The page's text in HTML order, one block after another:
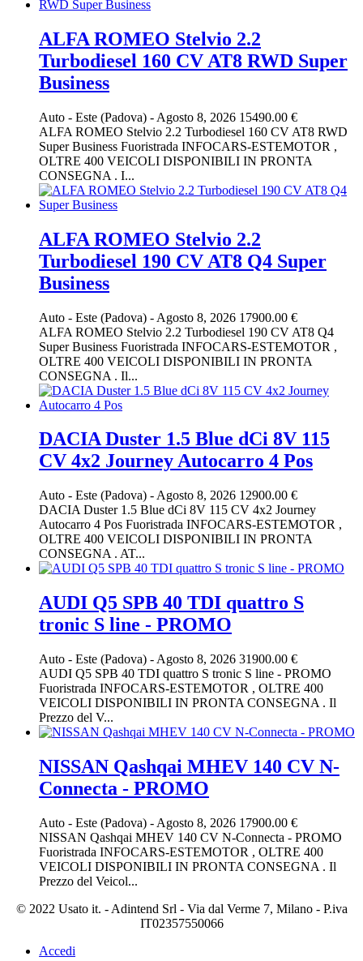
ALFA ROMEO Stelvio 2.2
Turbodiesel 160 CV AT8 RWD Super
Business
Auto - Este (Padova) - Agosto 8, 2026 15490.00 €
ALFA ROMEO Stelvio 2.2 Turbodiesel 160 CV AT8 RWD
Super Business Fuoristrada INFOCARS-ESTEMOTOR ,
OLTRE 400 VEICOLI DISPONIBILI IN PRONTA
CONSEGNA . I...
ALFA ROMEO Stelvio 2.2
Turbodiesel 190 CV AT8 Q4 Super
Business
Auto - Este (Padova) - Agosto 8, 2026 17900.00 €
ALFA ROMEO Stelvio 2.2 Turbodiesel 190 CV AT8 Q4
Super Business Fuoristrada INFOCARS-ESTEMOTOR ,
OLTRE 400 VEICOLI DISPONIBILI IN PRONTA
CONSEGNA . Il...
DACIA Duster 1.5 Blue dCi 8V 115
CV 4x2 Journey Autocarro 4 Pos
Auto - Este (Padova) - Agosto 8, 2026 12900.00 €
DACIA Duster 1.5 Blue dCi 8V 115 CV 4x2 Journey
Autocarro 4 Pos Fuoristrada INFOCARS-ESTEMOTOR ,
OLTRE 400 VEICOLI DISPONIBILI IN PRONTA
CONSEGNA . AT...
AUDI Q5 SPB 40 TDI quattro S
tronic S line - PROMO
Auto - Este (Padova) - Agosto 8, 2026 31900.00 €
AUDI Q5 SPB 40 TDI quattro S tronic S line - PROMO
Fuoristrada INFOCARS-ESTEMOTOR , OLTRE 400
VEICOLI DISPONIBILI IN PRONTA CONSEGNA . Il
Prezzo del V...
NISSAN Qashqai MHEV 140 CV N-
Connecta - PROMO
Auto - Este (Padova) - Agosto 8, 2026 17900.00 €
NISSAN Qashqai MHEV 140 CV N-Connecta - PROMO
Fuoristrada INFOCARS-ESTEMOTOR , OLTRE 400
VEICOLI DISPONIBILI IN PRONTA CONSEGNA . Il
Prezzo del Veicol...
© 2022 Usato it. - Adintend Srl - Via dal Verme 7, Milano - P.iva
IT02357550066
Accedi